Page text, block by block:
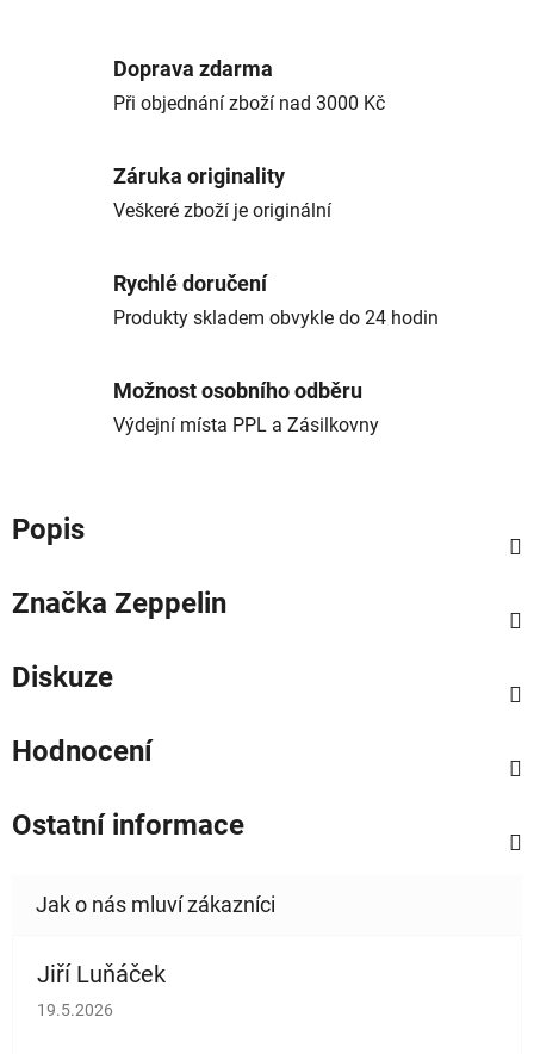
Doprava zdarma
Při objednání zboží nad 3000 Kč
Záruka originality
Veškeré zboží je originální
Rychlé doručení
Produkty skladem obvykle do 24 hodin
Možnost osobního odběru
Výdejní místa PPL a Zásilkovny
Popis
Značka Zeppelin
Diskuze
Hodnocení
Ostatní informace
Jiří Luňáček
Hodnocení obchodu je 5 z 5 hvězdiček.
19.5.2026